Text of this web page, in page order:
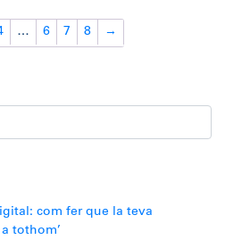
… 6 7 8 →
com fer que la teva
tothom’